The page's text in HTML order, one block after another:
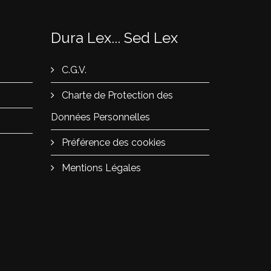
Dura Lex... Sed Lex
C.G.V.
Charte de Protection des
Données Personnelles
Préférence des cookies
Mentions Légales